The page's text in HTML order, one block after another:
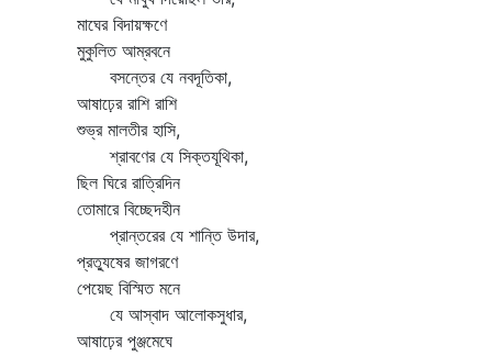
মাঘের বিদায়ক্ষণে
মুকুলিত আম্রবনে
বসন্তের যে নবদূতিকা,
আষাঢ়ের রাশি রাশি
শুভ্র মালতীর হাসি,
শ্রাবণের যে সিক্তযূথিকা,
ছিল ঘিরে রাত্রিদিন
তোমারে বিচ্ছেদহীন
প্রান্তরের যে শান্তি উদার,
প্রত্যুষের জাগরণে
পেয়েছ বিস্মিত মনে
যে আস্বাদ আলোকসুধার,
আষাঢ়ের পুঞ্জমেঘে